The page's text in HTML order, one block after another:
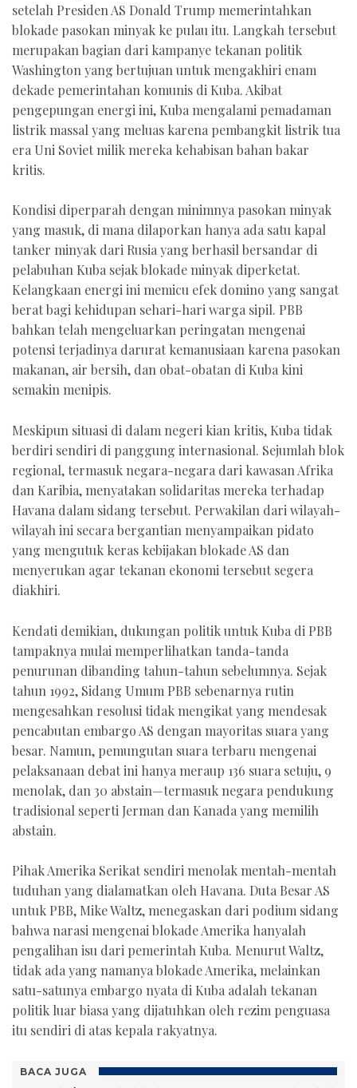
setelah Presiden AS Donald Trump memerintahkan
blokade pasokan minyak ke pulau itu. Langkah tersebut
merupakan bagian dari kampanye tekanan politik
Washington yang bertujuan untuk mengakhiri enam
dekade pemerintahan komunis di Kuba. Akibat
pengepungan energi ini, Kuba mengalami pemadaman
listrik massal yang meluas karena pembangkit listrik tua
era Uni Soviet milik mereka kehabisan bahan bakar
kritis.
Kondisi diperparah dengan minimnya pasokan minyak
yang masuk, di mana dilaporkan hanya ada satu kapal
tanker minyak dari Rusia yang berhasil bersandar di
pelabuhan Kuba sejak blokade minyak diperketat.
Kelangkaan energi ini memicu efek domino yang sangat
berat bagi kehidupan sehari-hari warga sipil. PBB
bahkan telah mengeluarkan peringatan mengenai
potensi terjadinya darurat kemanusiaan karena pasokan
makanan, air bersih, dan obat-obatan di Kuba kini
semakin menipis.
Meskipun situasi di dalam negeri kian kritis, Kuba tidak
berdiri sendiri di panggung internasional. Sejumlah blok
regional, termasuk negara-negara dari kawasan Afrika
dan Karibia, menyatakan solidaritas mereka terhadap
Havana dalam sidang tersebut. Perwakilan dari wilayah-
wilayah ini secara bergantian menyampaikan pidato
yang mengutuk keras kebijakan blokade AS dan
menyerukan agar tekanan ekonomi tersebut segera
diakhiri.
Kendati demikian, dukungan politik untuk Kuba di PBB
tampaknya mulai memperlihatkan tanda-tanda
penurunan dibanding tahun-tahun sebelumnya. Sejak
tahun 1992, Sidang Umum PBB sebenarnya rutin
mengesahkan resolusi tidak mengikat yang mendesak
pencabutan embargo AS dengan mayoritas suara yang
besar. Namun, pemungutan suara terbaru mengenai
pelaksanaan debat ini hanya meraup 136 suara setuju, 9
menolak, dan 30 abstain—termasuk negara pendukung
tradisional seperti Jerman dan Kanada yang memilih
abstain.
Pihak Amerika Serikat sendiri menolak mentah-mentah
tuduhan yang dialamatkan oleh Havana. Duta Besar AS
untuk PBB, Mike Waltz, menegaskan dari podium sidang
bahwa narasi mengenai blokade Amerika hanyalah
pengalihan isu dari pemerintah Kuba. Menurut Waltz,
tidak ada yang namanya blokade Amerika, melainkan
satu-satunya embargo nyata di Kuba adalah tekanan
politik luar biasa yang dijatuhkan oleh rezim penguasa
itu sendiri di atas kepala rakyatnya.
BACA JUGA